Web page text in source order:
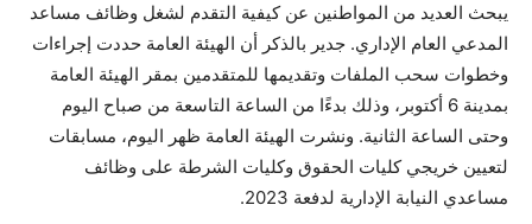
يبحث العديد من المواطنين عن كيفية التقدم لشغل وظائف مساعد
المدعي العام الإداري. جدير بالذكر أن الهيئة العامة حددت إجراءات
وخطوات سحب الملفات وتقديمها للمتقدمين بمقر الهيئة العامة
بمدينة 6 أكتوبر، وذلك بدءًا من الساعة التاسعة من صباح اليوم
وحتى الساعة الثانية. ونشرت الهيئة العامة ظهر اليوم، مسابقات
لتعيين خريجي كليات الحقوق وكليات الشرطة على وظائف
مساعدي النيابة الإدارية لدفعة 2023.